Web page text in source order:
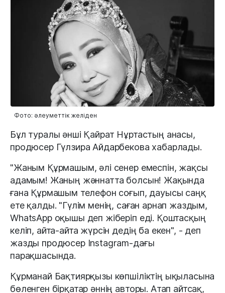
Фото: әлеуметтік желіден
Бұл туралы әнші Қайрат Нұртастың анасы,
продюсер Гүлзира Айдарбекова хабарлады.
"Жаным Құрмашым, әлі сенер емеспін, жақсы
адамым! Жаның жәннатта болсын! Жақында
ғана Құрмашым телефон соғып, дауысы саңқ
ете қалды. "Гүлім менің, саған арнап жаздым,
WhatsApp оқышы деп жіберіп еді. Қоштасқың
келіп, айта-айта жүрсін дедің ба екен", - деп
жазды продюсер Instagram-дағы
парақшасында.
Құрманай Бақтиярқызы көпшіліктің ықыласына
бөленген бірқатар әннің авторы. Атап айтсақ,